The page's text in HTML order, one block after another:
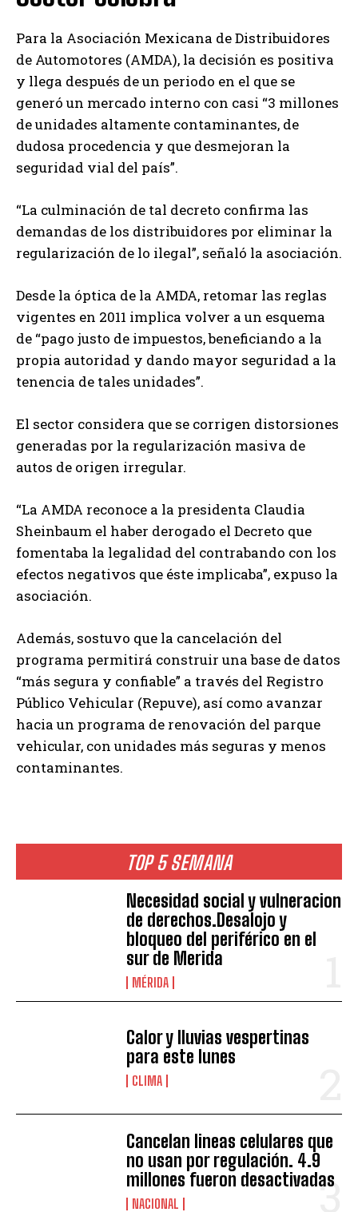
TOP 5 SEMANA
Necesidad social y vulneracion
de derechos.Desalojo y
bloqueo del periférico en el
sur de Merida
MÉRIDA
Calor y lluvias vespertinas
para este lunes
CLIMA
Cancelan lineas celulares que
no usan por regulación. 4.9
millones fueron desactivadas
NACIONAL
Para la Asociación Mexicana de Distribuidores
de Automotores (AMDA), la decisión es positiva
y llega después de un periodo en el que se
generó un mercado interno con casi “3 millones
de unidades altamente contaminantes, de
dudosa procedencia y que desmejoran la
seguridad vial del país”.
“La culminación de tal decreto confirma las
demandas de los distribuidores por eliminar la
regularización de lo ilegal”, señaló la asociación.
Desde la óptica de la AMDA, retomar las reglas
vigentes en 2011 implica volver a un esquema
de “pago justo de impuestos, beneficiando a la
propia autoridad y dando mayor seguridad a la
tenencia de tales unidades”.
El sector considera que se corrigen distorsiones
generadas por la regularización masiva de
autos de origen irregular.
“La AMDA reconoce a la presidenta Claudia
Sheinbaum el haber derogado el Decreto que
fomentaba la legalidad del contrabando con los
efectos negativos que éste implicaba”, expuso la
asociación.
Además, sostuvo que la cancelación del
programa permitirá construir una base de datos
“más segura y confiable” a través del Registro
Público Vehicular (Repuve), así como avanzar
hacia un programa de renovación del parque
vehicular, con unidades más seguras y menos
contaminantes.